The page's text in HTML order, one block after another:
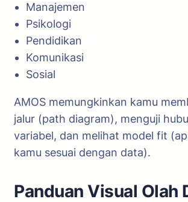
Manajemen
Psikologi
Pendidikan
Komunikasi
Sosial
AMOS memungkinkan kamu
jalur (path diagram), menguji
variabel, dan melihat model fit
kamu sesuai dengan data).
Panduan Visual Olah